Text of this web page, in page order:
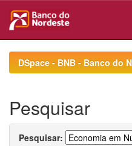
navigationDSpace - BNB - Banco do
Pesquisar
Pesquisar: